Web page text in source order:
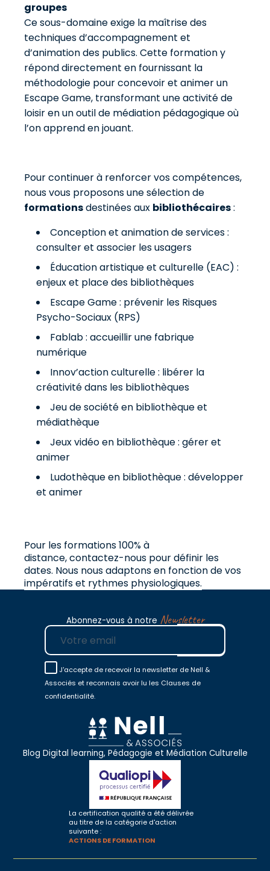
groupes
Ce sous-domaine exige la maîtrise des
techniques d’accompagnement et
d’animation des publics. Cette formation y
répond directement en fournissant la
méthodologie pour concevoir et animer un
Escape Game, transformant une activité de
loisir en un outil de médiation pédagogique où
l’on apprend en jouant.
Pour continuer à renforcer vos compétences,
nous vous proposons une sélection de
formationsdestinées aux bibliothécaires:
Conception et animation de services :
consulter et associer les usagers
Éducation artistique et culturelle (EAC) :
enjeux et place des bibliothèques
Escape Game : prévenir les Risques
Psycho-Sociaux (RPS)
Fablab : accueillir une fabrique
numérique
Innov’action culturelle : libérer la
créativité dans les bibliothèques
Jeu de société en bibliothèque et
médiathèque
Jeux vidéo en bibliothèque : gérer et
animer
Ludothèque en bibliothèque : développer
et animer
Pour les formations 100% à
distance,contactez-nous pour définir les
dates. Nous nous adaptons en fonction de vos
impératifs et rythmes physiologiques.
Abonnez-vous à notre Newsletter
E-mail
J'accepte de recevoir la newsletter de Nell &
Associés et reconnais avoir lu les Clauses de
confidentialité.
Blog Digital learning, Pédagogie et Médiation Culturelle
La certification qualité a été délivrée
au titre de la catégorie d'action
suivante :
ACTIONS DE FORMATION